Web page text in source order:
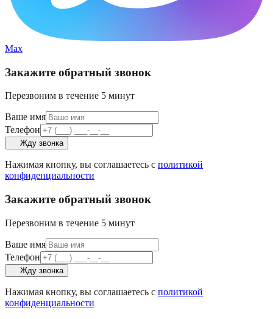
Max
Закажите обратный звонок
Перезвоним в течение 5 минут
Ваше имя
Телефон
Жду звонка
Нажимая кнопку, вы соглашаетесь с политикой
конфиденциальности
Закажите обратный звонок
Перезвоним в течение 5 минут
Ваше имя
Телефон
Жду звонка
Нажимая кнопку, вы соглашаетесь с политикой
конфиденциальности